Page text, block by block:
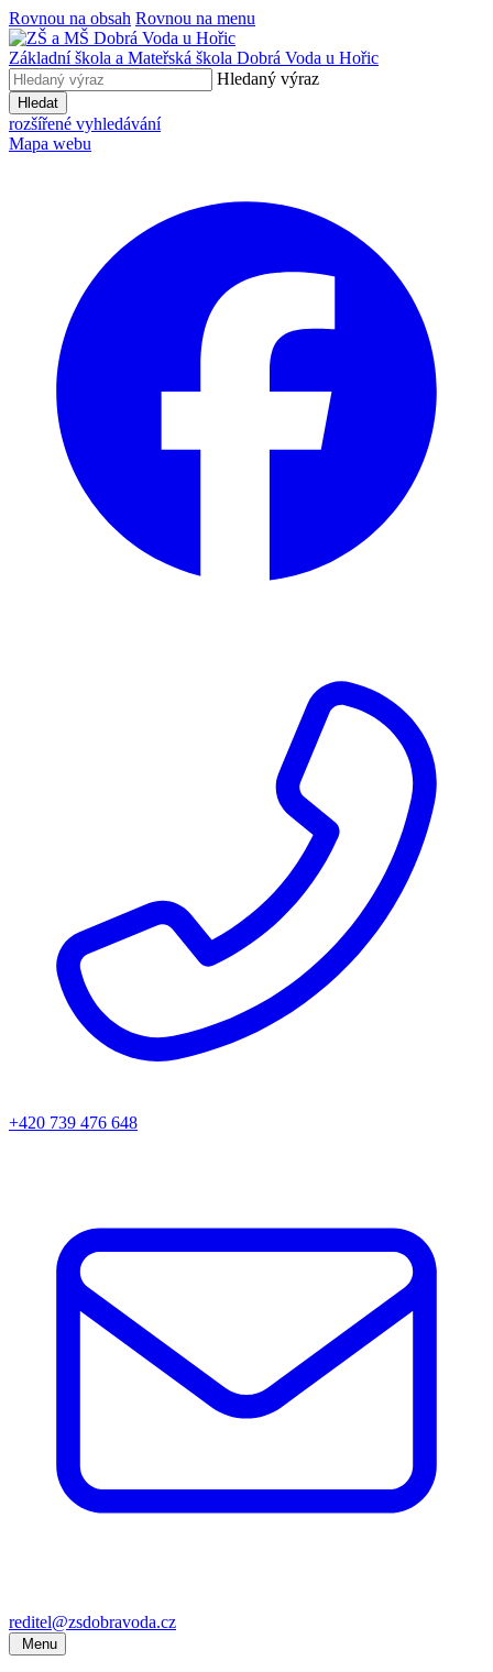
Rovnou na obsah Rovnou na menu
Základní škola a Mateřská škola Dobrá Voda u Hořic
Hledaný výraz
Hledat
rozšířené vyhledávání
Mapa webu
+420 739 476 648
reditel@zsdobravoda.cz
Menu